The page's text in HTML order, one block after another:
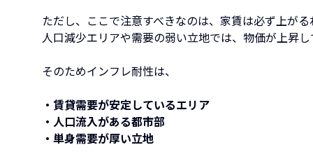
ただし、ここで注意すべきなのは、家賃は必ず上が
人口減少エリアや需要の弱い立地では、物価が上昇
そのためインフレ耐性は、
・賃貸需要が安定しているエリア
・人口流入がある都市部
・単身需要が厚い立地